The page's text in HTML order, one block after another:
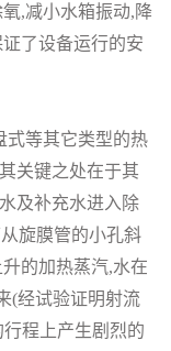
,减小水箱振动,降
了设备运行的安
式等其它类型的热
关键之处在于其
及补充水进入除
旋膜管的小孔斜
的加热蒸汽,水在
(经试验证明射流
程上产生剧烈的